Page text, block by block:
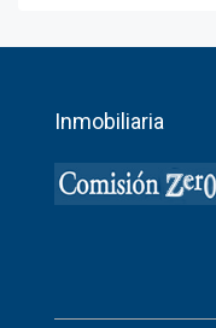
Inmobiliaria